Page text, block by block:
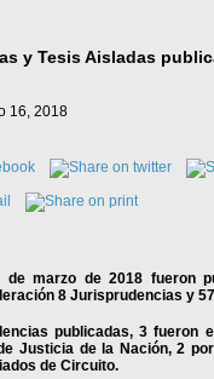
y Tesis Aisladas
16, 2018
de marzo de 2018 fueron
8 Jurisprudencias y
publicadas, 3 fueron
Justicia de la Nación, 2
de Circuito.